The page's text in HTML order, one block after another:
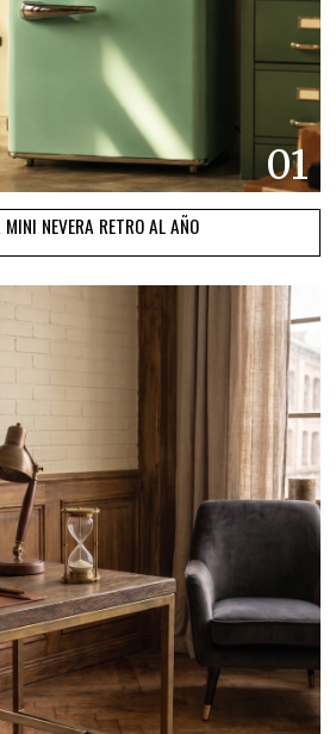
01
NEVERA RETRO AL AÑO